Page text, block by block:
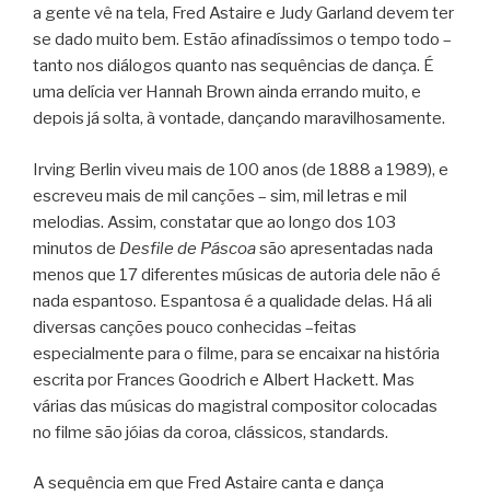
a gente vê na tela, Fred Astaire e Judy Garland devem ter
se dado muito bem. Estão afinadíssimos o tempo todo –
tanto nos diálogos quanto nas sequências de dança. É
uma delícia ver Hannah Brown ainda errando muito, e
depois já solta, à vontade, dançando maravilhosamente.
Irving Berlin viveu mais de 100 anos (de 1888 a 1989), e
escreveu mais de mil canções – sim, mil letras e mil
melodias. Assim, constatar que ao longo dos 103
minutos de Desfile de Páscoasão apresentadas nada
menos que 17 diferentes músicas de autoria dele não é
nada espantoso. Espantosa é a qualidade delas. Há ali
diversas canções pouco conhecidas –feitas
especialmente para o filme, para se encaixar na história
escrita por Frances Goodrich e Albert Hackett. Mas
várias das músicas do magistral compositor colocadas
no filme são jóias da coroa, clássicos, standards.
A sequência em que Fred Astaire canta e dança